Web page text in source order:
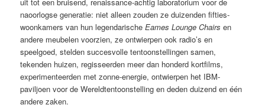
naoorlogse generatie: niet alleen zouden ze duizenden fifties-
woonkamers van hun legendarische Eames Lounge Chairs en
andere meubelen voorzien, ze ontwierpen ook radio’s en
speelgoed, stelden succesvolle tentoonstellingen samen,
tekenden huizen, regisseerden meer dan honderd kortfilms,
experimenteerden met zonne-energie, ontwierpen het IBM-
paviljoen voor de Wereldtentoonstelling en deden duizend en één
andere zaken.